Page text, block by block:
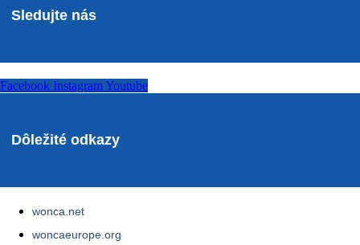
Sledujte nás
Facebook Instagram Youtube
Dôležité odkazy
wonca.net
woncaeurope.org